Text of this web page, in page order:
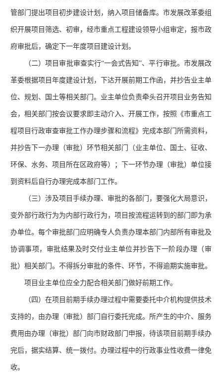
管部门提出项目初步建设计划，纳入项目储备库。市发展改革委组
织开展项目筛选、初审，经市重点工程建设领导小组审定，报市政
府审批后，确定下一年度项目建设计划。
（二）项目审批审查实行“一会式告知”、平行审批。市发展改
革委根据项目年度建设计划，下达开展前期工作函，并抄告业主单
位、规划、国土等相关部门。业主单位负责牵头召开项目业务告知
会，相关部门按会议要求即主动介入、开展工作，按照《市重点工
程项目行政审查审批工作办理步骤和流程》完成本部门所需资料，
并抄告下一办理（审批）环节相关部门（业主单位、国土、征收、
环保、水务、项目所在区政府等）；下一环节办理（审批）单位接
到资料后自行办理完成本部门工作。
（三）涉及项目手续办理、审批的各部门，要强化大局意识，
变外部行政行为为内部行政行为，项目按流程运转到的部门即为承
办单位。每个审批部门应明确专人负责办理本部门内部所有审批及
协调事项，审批结果及时交付业主单位并抄告下一阶段办理（审
批）相关部门。不得拆分审批的条件、环节，不得逾期实施审批。
项目业主单位应全力配合相关部门做好前期工作。
（四）在项目前期手续办理过程中需要委托中介机构提供技术
支持的，由办理（审批）部门自行委托完成。所产生的中介、服务
费用由办理（审批）部门向市财政部门申报，待该项目前期手续办
完后，据实结算、统一拨付。办理过程中的行政事业性收费一律免
收。